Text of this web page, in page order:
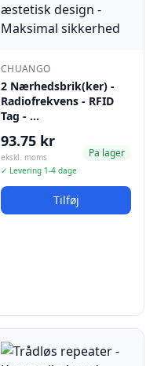
CHUANGO
2 Nærhedsbrik(ker) -
Radiofrekvens - RFID
Tag - …
93.75 kr
ekskl. moms
✓ Levering 1-4 dage
Pa lager
Tilføj